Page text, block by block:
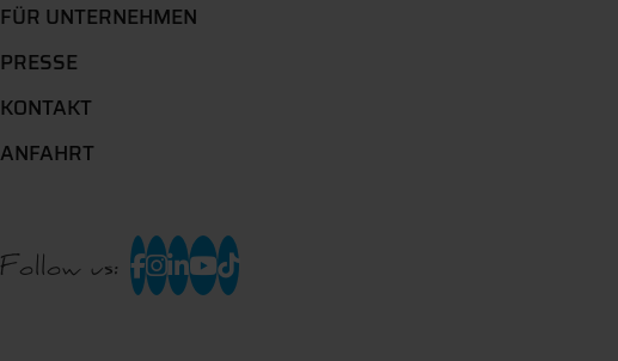
FÜR UNTERNEHMEN
PRESSE
KONTAKT
ANFAHRT
Follow us: